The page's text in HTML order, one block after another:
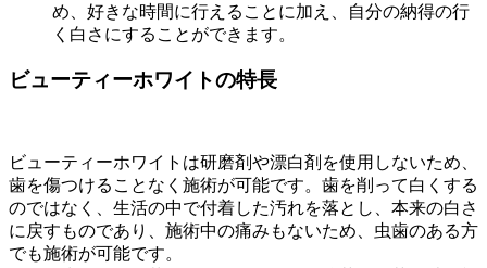
め、好きな時間に行えることに加え、自分の納得の行
く白さにすることができます。
ビューティーホワイトの特長
ビューティーホワイトは研磨剤や漂白剤を使用しないため、
歯を傷つけることなく施術が可能です。歯を削って白くする
のではなく、生活の中で付着した汚れを落とし、本来の白さ
に戻すものであり、施術中の痛みもないため、虫歯のある方
でも施術が可能です。